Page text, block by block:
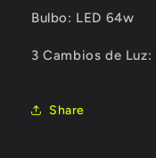
Bulbo: LED 64w
3 Cambios de Luz:
Share